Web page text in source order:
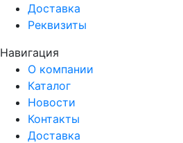
Доставка
Реквизиты
Навигация
О компании
Каталог
Новости
Контакты
Доставка